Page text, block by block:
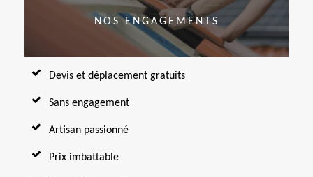
NOS ENGAGEMENTS
Devis et déplacement gratuits
Sans engagement
Artisan passionné
Prix imbattable